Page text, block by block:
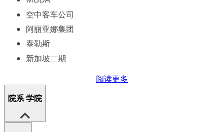
空中客车公司
阿丽亚娜集团
泰勒斯
新加坡二期
阅读更多
院系 学院